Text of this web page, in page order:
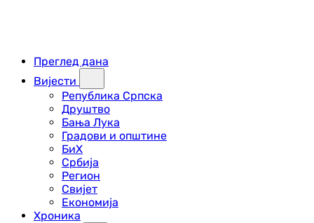
Преглед дана
Вијести
Република Српска
Друштво
Бања Лука
Градови и општине
БиХ
Србија
Регион
Свијет
Економија
Хроника